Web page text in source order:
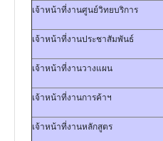
เจ้าหน้าที่งานศูนย์วิทยบริการ
เจ้าหน้าที่งานประชาสัมพันธ์
เจ้าหน้าที่งานวางแผน
เจ้าหน้าที่งานการค้าฯ
เจ้าหน้าที่งานหลักสูตร